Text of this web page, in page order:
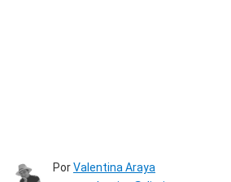
PorValentina Araya